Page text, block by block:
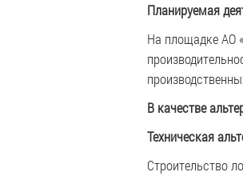
Планируемая
На площадке АО
В качестве
Техническая
Строительство